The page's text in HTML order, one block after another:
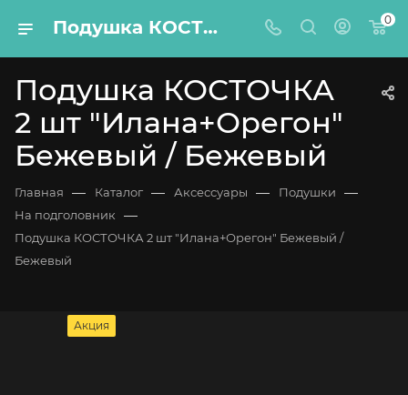
Подушка КОСТОЧКА 2 шт "Илана+Орегон" Бежевый / Бежевый 0
Подушка КОСТОЧКА
2 шт "Илана+Орегон"
Бежевый / Бежевый
Главная — Каталог — Аксессуары — Подушки —
На подголовник —
Подушка КОСТОЧКА 2 шт "Илана+Орегон" Бежевый /
Бежевый
Акция